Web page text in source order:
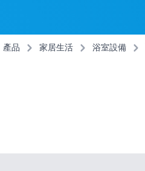
產品 家居生活 浴室設備